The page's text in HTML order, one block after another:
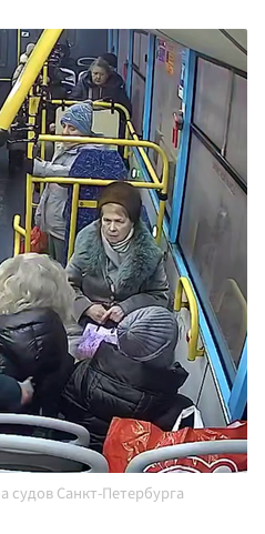
судов Санкт-Петербурга